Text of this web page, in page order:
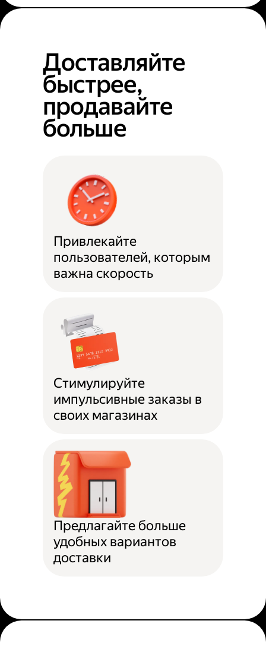
Доставляйте
быстрее,
продавайте
больше
Привлекайте
пользователей, которым
важна скорость
Стимулируйте
импульсивные заказы в
своих магазинах
Предлагайте больше
удобных вариантов
доставки